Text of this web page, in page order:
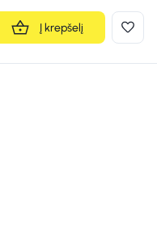
Į krepšelį